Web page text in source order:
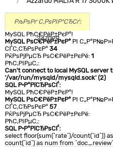
РљРѕРґ С‚РѕРІР°СЂСѓ:
247099
MySQL РћС€РёР±РєР°!
MySQL РѕС€РёР±РєР° РІ
СЃС‚СЂРѕРєР° 34
РќРѕРјРµСЂ РѕС€РёР±РєРё: 1
РћС‚РІРµС‚:
Can't connect to local MySQL server
'/var/run/mysqld/mysqld.sock' (2)
SQL Р·Р°РїСЂРѕСЃ:
MySQL РћС€РёР±РєР°!
MySQL РѕС€РёР±РєР° РІ
СЃС‚СЂРѕРєР° 57
РќРѕРјРµСЂ РѕС€РёР±РєРё:
РћС‚РІРµС‚:
SQL Р·Р°РїСЂРѕСЃ:
select floor(sum(`rate`)/count(`id`))
count(`id`) as num from